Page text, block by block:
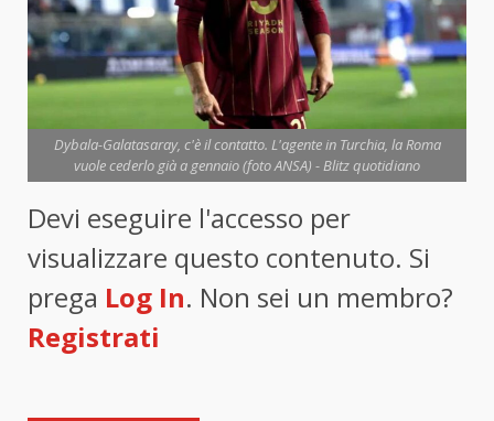
Dybala-Galatasaray, c'è il contatto. L'agente in Turchia, la Roma
vuole cederlo già a gennaio (foto ANSA) - Blitz quotidiano
Devi eseguire l'accesso per
visualizzare questo contenuto. Si
prega Log In. Non sei un membro?
Registrati